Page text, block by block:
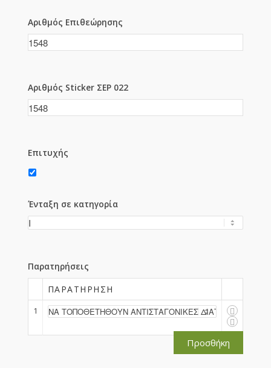
Αριθμός Επιθεώρησης
Αριθμός Sticker ΣΕΡ 022
Επιτυχής
Ένταξη σε κατηγορία
Παρατηρήσεις
ΠΑΡΑΤΉΡΗΣΗ
1
Προσθήκη